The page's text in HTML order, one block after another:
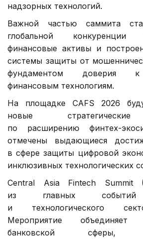
надзорных технологий.
Важной частью саммита
глобальной
финансовые активы и
системы защиты от
фундаментом доверия к
финансовым технологиям.
На площадке CAFS 2026
новые
по расширению финтех-
отмечены выдающиеся
в сфере защиты цифровой
инклюзивных технологических
Central Asia Fintech
из главных событий
и технологического
Мероприятие объединяет
банковской сферы,